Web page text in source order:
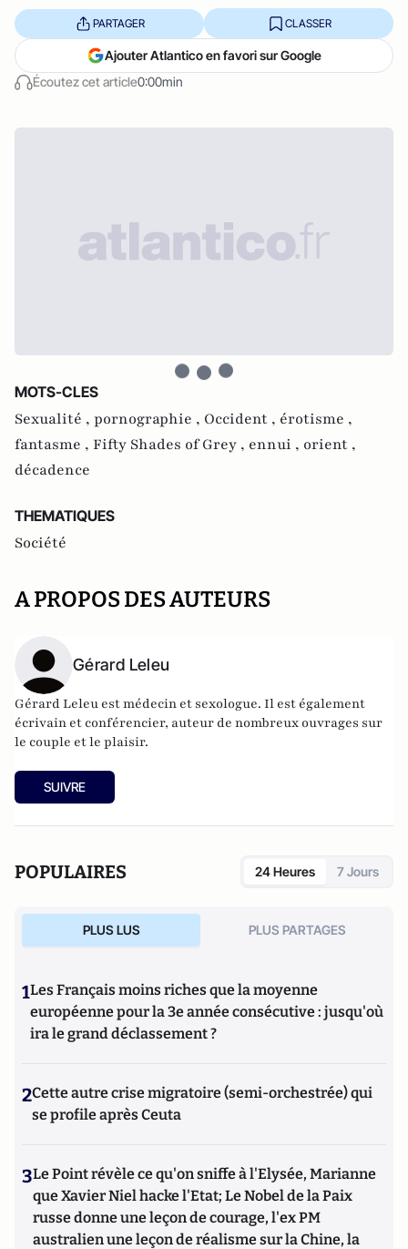
Écoutez cet article0:00min
PARTAGER CLASSER
Ajouter Atlantico en favori sur Google
MOTS-CLES
Sexualité , pornographie , Occident , érotisme ,
fantasme , Fifty Shades of Grey , ennui , orient ,
décadence
THEMATIQUES
Société
A PROPOS DES AUTEURS
Gérard Leleu
Gérard Leleu est médecin et sexologue. Il est également
écrivain et conférencier, auteur de nombreux ouvrages sur
le couple et le plaisir.
SUIVRE
POPULAIRES 24 Heures 7 Jours
PLUS LUS PLUS PARTAGES
1Les Français moins riches que la moyenne
européenne pour la 3e année consécutive : jusqu'où
ira le grand déclassement ?
2Cette autre crise migratoire (semi-orchestrée) qui
se profile après Ceuta
3Le Point révèle ce qu'on sniffe à l'Elysée, Marianne
que Xavier Niel hacke l'Etat; Le Nobel de la Paix
russe donne une leçon de courage, l'ex PM
australien une leçon de réalisme sur la Chine, la